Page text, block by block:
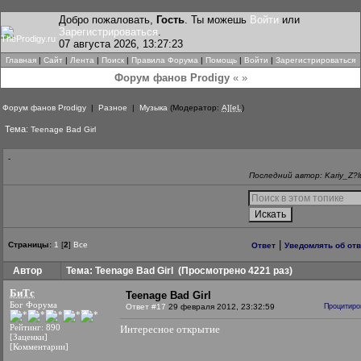
Добро пожаловать, Гость. Ты можешь Войти или
Зарегистрироваться.
07 августа 2026, 13:27:23
Главная | Сайт | Лента | Поиск | Правила Форума | Помощь | Войти | Зарегистрироваться
Форум фанов Prodigy« »
Форум фанов Prodigy | Разное | Музыка (Модератор: A][eL )
Тема: Teenage Bad Girl
-
Последний автор:
Страницы: 1 [2] Все Ответ Уведомлять об
Автор Тема: Teenage Bad Girl (Просмотрено 4221 раз)
БиТс
Бог Форума
Рейтинг: 890
[Заценки]
[Комментарии]
Teenage Bad Girl
Ответ #17 29 февраля 2012, 23:32:59
Интересное открытие